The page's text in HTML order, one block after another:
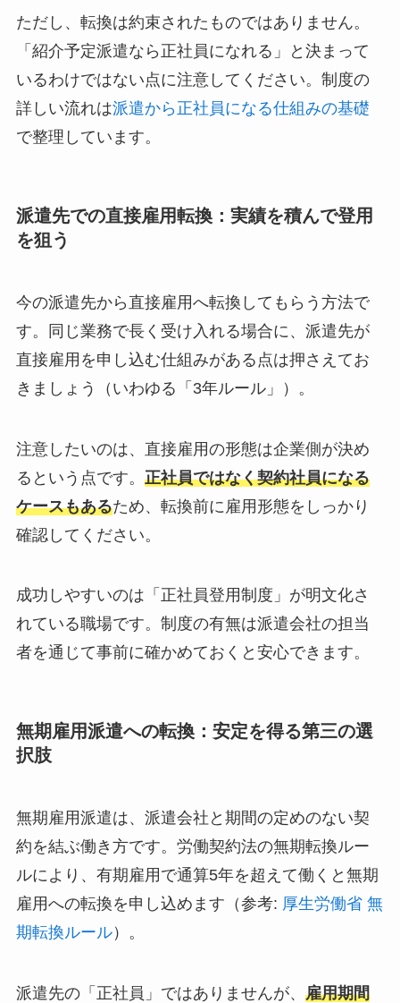
ただし、転換は約束されたものではありません。
「紹介予定派遣なら正社員になれる」と決まって
いるわけではない点に注意してください。制度の
詳しい流れは派遣から正社員になる仕組みの基礎
で整理しています。
派遣先での直接雇用転換：実績を積んで登用
を狙う
今の派遣先から直接雇用へ転換してもらう方法で
す。同じ業務で長く受け入れる場合に、派遣先が
直接雇用を申し込む仕組みがある点は押さえてお
きましょう（いわゆる「3年ルール」）。
注意したいのは、直接雇用の形態は企業側が決め
るという点です。 正社員ではなく契約社員になる
ケースもあるため、転換前に雇用形態をしっかり
確認してください。
成功しやすいのは「正社員登用制度」が明文化さ
れている職場です。制度の有無は派遣会社の担当
者を通じて事前に確かめておくと安心できます。
無期雇用派遣への転換：安定を得る第三の選
択肢
無期雇用派遣は、派遣会社と期間の定めのない契
約を結ぶ働き方です。労働契約法の無期転換ルー
ルにより、有期雇用で通算5年を超えて働くと無期
雇用への転換を申し込めます（参考: 厚生労働省 無
期転換ルール）。
派遣先の「正社員」ではありませんが、 雇用期間